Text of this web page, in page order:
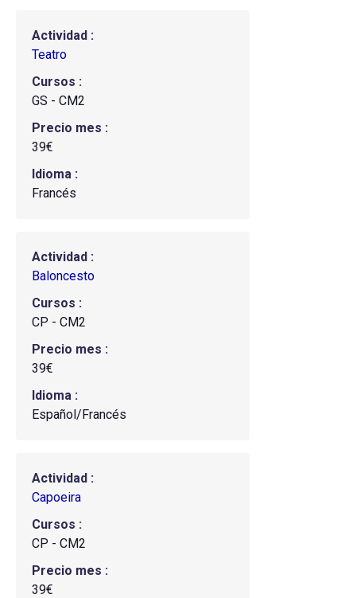
Actividad
Teatro
Cursos
GS - CM2
Precio mes
39€
Idioma
Francés
Actividad
Baloncesto
Cursos
CP - CM2
Precio mes
39€
Idioma
Español/Francés
Actividad
Capoeira
Cursos
CP - CM2
Precio mes
39€